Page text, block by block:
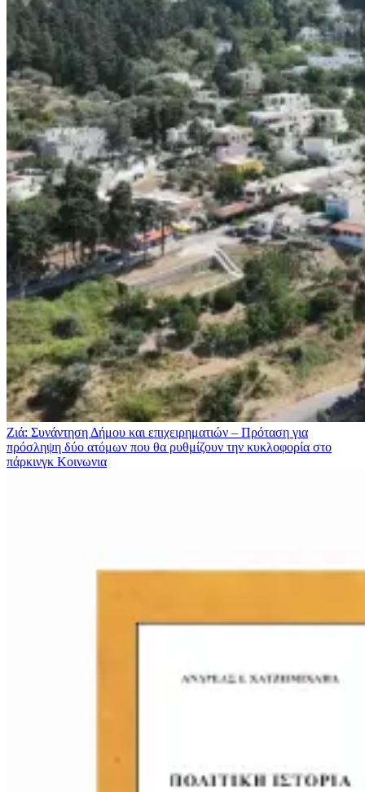
Ζιά: Συνάντηση Δήμου και επιχειρηματιών – Πρόταση για
πρόσληψη δύο ατόμων που θα ρυθμίζουν την κυκλοφορία στο
πάρκινγκ Κοινωνια